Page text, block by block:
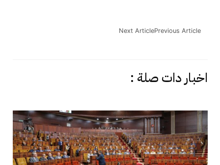
Previous Article
Next Article
اخبار دات صلة :